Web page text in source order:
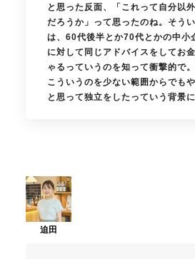
と思った反面、「これって自分以
だろうか」って思ったのね。そう
は、60代後半とか70代とかの中小
に対して同じアドバイスをしてお
ゃるっていうのを知って衝撃的で
こういうのを少ない範囲からでも
と思って独立をしたっていう背景に